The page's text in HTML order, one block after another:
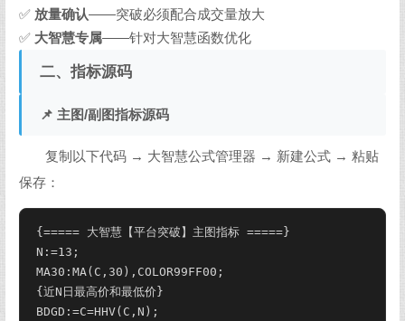
✅ 放量确认——突破必须配合成交量放大
✅ 大智慧专属——针对大智慧函数优化
二、指标源码
📌 主图/副图指标源码
复制以下代码 → 大智慧公式管理器 → 新建公式 → 粘贴
保存：
{===== 大智慧【平台突破】主图指标 =====}
N:=13;
MA30:MA(C,30),COLOR99FF00;
{近N日最高价和最低价}
BDGD:=C=HHV(C,N);